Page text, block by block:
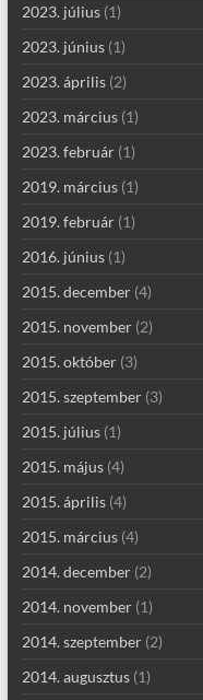
2023. július(1)
2023. június(1)
2023. április(2)
2023. március(1)
2023. február(1)
2019. március(1)
2019. február(1)
2016. június(1)
2015. december(4)
2015. november(2)
2015. október(3)
2015. szeptember(3)
2015. július(1)
2015. május(4)
2015. április(4)
2015. március(4)
2014. december(2)
2014. november(1)
2014. szeptember(2)
2014. augusztus(1)